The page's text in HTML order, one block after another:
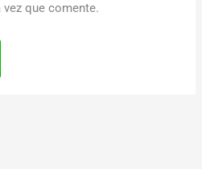
vez que comente.